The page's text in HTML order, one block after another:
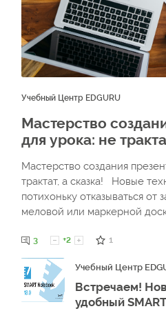
Учебный Центр EDGURU
Мастерство
для урока: не
Мастерство создания
трактат, а сказка! Новые
потихоньку отказываться от
меловой или маркерной
3 +2 1
Учебный Центр
Встречаем!
удобный